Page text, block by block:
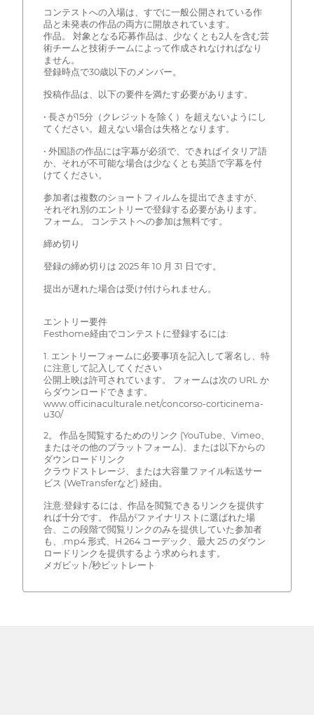
コンテストへの入場は、すでに一般公開されている作
品と未発表の作品の両方に開放されています。
作品。 対象となる応募作品は、少なくとも2人を含む芸
術チームと技術チームによって作成されなければなり
ません。
登録時点で30歳以下のメンバー。
投稿作品は、以下の要件を満たす必要があります。
• 長さが15分（クレジットを除く）を超えないようにし
てください。超えない場合は失格となります。
• 外国語の作品には字幕が必須で、できればイタリア語
か、それが不可能な場合は少なくとも英語で字幕を付
けてください。
参加者は複数のショートフィルムを提出できますが、
それぞれ別のエントリーで登録する必要があります。
フォーム。 コンテストへの参加は無料です。
締め切り
登録の締め切りは 2025 年 10 月 31 日です。
提出が遅れた場合は受け付けられません。
エントリー要件
Festhome経由でコンテストに登録するには:
1. エントリーフォームに必要事項を記入して署名し、特
に注意して記入してください
公開上映は許可されています。 フォームは次の URL か
らダウンロードできます。
www.officinaculturale.net/concorso-corticinema-
u30/
2。 作品を閲覧するためのリンク (YouTube、Vimeo、
またはその他のプラットフォーム)、または以下からの
ダウンロードリンク
クラウドストレージ、または大容量ファイル転送サー
ビス (WeTransferなど) 経由。
注意:登録するには、作品を閲覧できるリンクを提供す
れば十分です。 作品がファイナリストに選ばれた場
合、この段階で閲覧リンクのみを提供していた参加者
も、.mp4 形式、H.264 コーデック、最大 25 のダウン
ロードリンクを提供するよう求められます。
メガビット/秒ビットレート